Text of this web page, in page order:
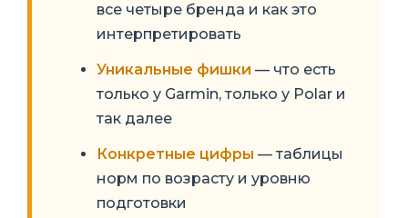
все четыре бренда и как это
интерпретировать
Уникальные фишки — что есть
только у Garmin, только у Polar и
так далее
Конкретные цифры — таблицы
норм по возрасту и уровню
подготовки